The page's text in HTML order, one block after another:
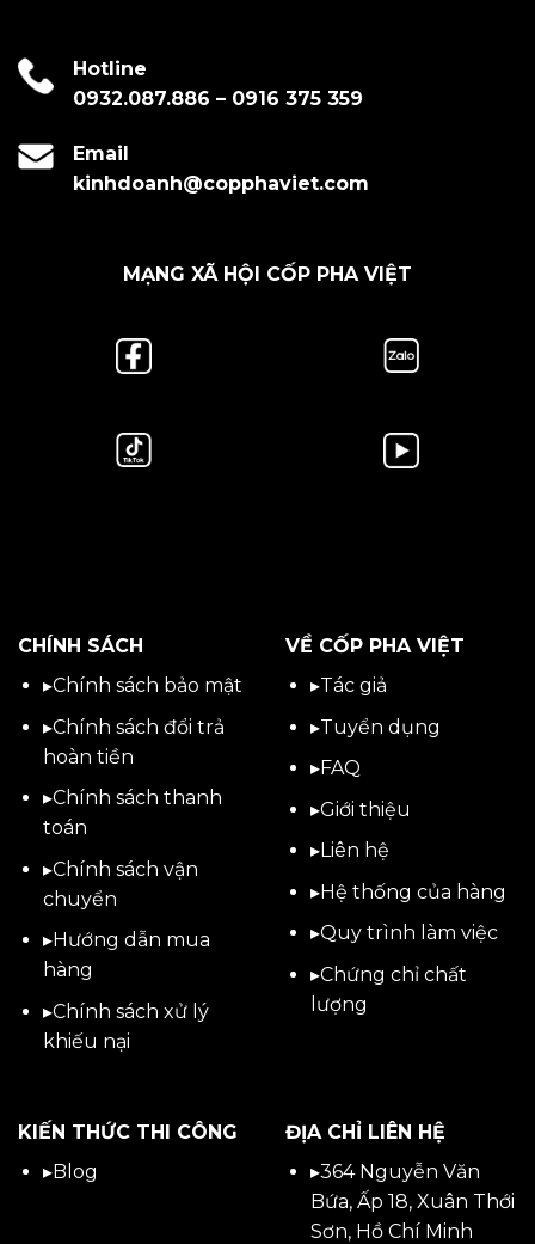
Hotline
0932.087.886 – 0916 375 359
Email
kinhdoanh@copphaviet.com
MẠNG XÃ HỘI CỐP PHA VIỆT
CHÍNH SÁCH
▸Chính sách bảo mật
▸Chính sách đổi trả
hoàn tiền
▸Chính sách thanh
toán
▸Chính sách vận
chuyển
▸Hướng dẫn mua
hàng
▸Chính sách xử lý
khiếu nại
VỀ CỐP PHA VIỆT
▸Tác giả
▸Tuyển dụng
▸FAQ
▸Giới thiệu
▸Liên hệ
▸Hệ thống của hàng
▸Quy trình làm việc
▸Chứng chỉ chất
lượng
KIẾN THỨC THI CÔNG
▸Blog
ĐỊA CHỈ LIÊN HỆ
▸364 Nguyễn Văn
Bứa, Ấp 18, Xuân Thới
Sơn, Hồ Chí Minh